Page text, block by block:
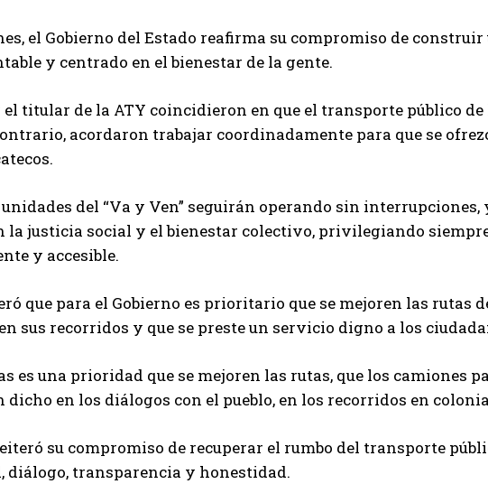
el Gobierno del Estado reafirma su compromiso de
y centrado en el bienestar de la gente.
el titular de la ATY coincidieron en que el transporte público
acordaron trabajar coordinadamente para que se
del “Va y Ven” seguirán operando sin interrupciones,
la justicia social y el bienestar colectivo, privilegiando
y accesible.
que para el Gobierno es prioritario que se mejoren las rutas
sus recorridos y que se preste un servicio digno a los
es una prioridad que se mejoren las rutas, que los camiones
dicho en los diálogos con el pueblo, en los recorridos en
su compromiso de recuperar el rumbo del transporte
diálogo, transparencia y honestidad.